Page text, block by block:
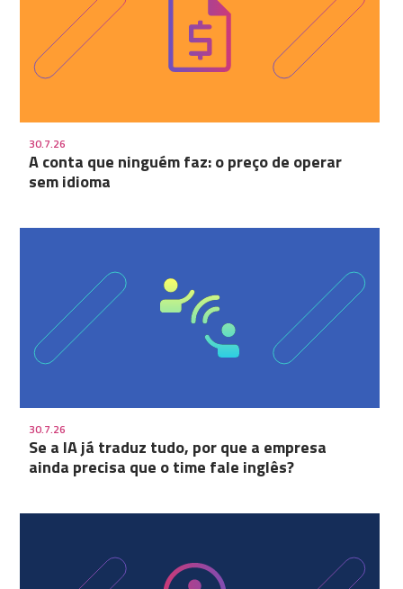
30.7.26
A conta que ninguém faz: o preço de operar
sem idioma
30.7.26
Se a IA já traduz tudo, por que a empresa
ainda precisa que o time fale inglês?